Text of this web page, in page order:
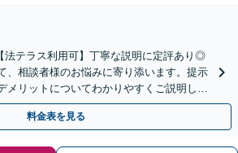
法テラス利用可】丁寧な説明に定評あり◎
、相談者様のお悩みに寄り添います。提示
メリットについてわかりやすくご説明しま
イバシーへの配慮も安心】
料金表を見る